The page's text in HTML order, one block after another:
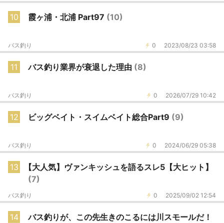
10 霞ヶ浦・北浦 Part97 (10)
0 2023/08/23 03:58
バス釣り
11 バス釣り業界が衰退した理由 (8)
0 2026/07/29 10:42
バス釣り
12 ビッグベイト・スイムベイト総合Part9 (9)
0 2024/06/29 05:38
バス釣り
13
【大人気】ヴァンキッシュを語るスレ5【大ヒット】
(7)
0 2025/09/02 12:54
バス釣り
14
バス釣りが、この先生きのこるには川スモールだ！